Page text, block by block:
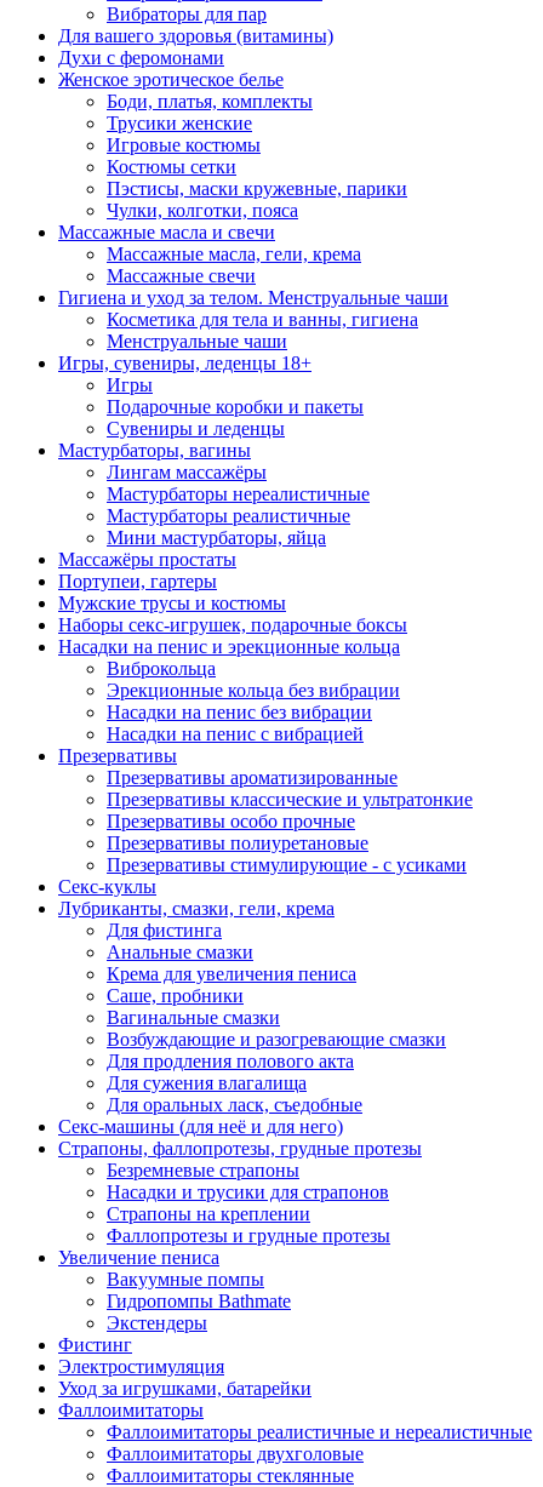
Вибраторы для пар
Для вашего здоровья (витамины)
Духи с феромонами
Женское эротическое белье
Боди, платья, комплекты
Трусики женские
Игровые костюмы
Костюмы сетки
Пэстисы, маски кружевные, парики
Чулки, колготки, пояса
Массажные масла и свечи
Массажные масла, гели, крема
Массажные свечи
Гигиена и уход за телом. Менструальные чаши
Косметика для тела и ванны, гигиена
Менструальные чаши
Игры, сувениры, леденцы 18+
Игры
Подарочные коробки и пакеты
Сувениры и леденцы
Мастурбаторы, вагины
Лингам массажёры
Мастурбаторы нереалистичные
Мастурбаторы реалистичные
Мини мастурбаторы, яйца
Массажёры простаты
Портупеи, гартеры
Мужские трусы и костюмы
Наборы секс-игрушек, подарочные боксы
Насадки на пенис и эрекционные кольца
Виброкольца
Эрекционные кольца без вибрации
Насадки на пенис без вибрации
Насадки на пенис с вибрацией
Презервативы
Презервативы ароматизированные
Презервативы классические и ультратонкие
Презервативы особо прочные
Презервативы полиуретановые
Презервативы стимулирующие - с усиками
Секс-куклы
Лубриканты, смазки, гели, крема
Для фистинга
Анальные смазки
Крема для увеличения пениса
Саше, пробники
Вагинальные смазки
Возбуждающие и разогревающие смазки
Для продления полового акта
Для сужения влагалища
Для оральных ласк, съедобные
Секс-машины (для неё и для него)
Страпоны, фаллопротезы, грудные протезы
Безремневые страпоны
Насадки и трусики для страпонов
Страпоны на креплении
Фаллопротезы и грудные протезы
Увеличение пениса
Вакуумные помпы
Гидропомпы Bathmate
Экстендеры
Фистинг
Электростимуляция
Уход за игрушками, батарейки
Фаллоимитаторы
Фаллоимитаторы реалистичные и нереалистичные
Фаллоимитаторы двухголовые
Фаллоимитаторы стеклянные